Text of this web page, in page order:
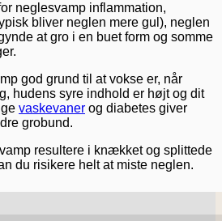
neglesvamp inflammation,
bliver neglen mere gul), neglen
at gro i en buet form og somme
god grund til at vokse er, når
hudens syre indhold er højt og dit
vaskevaner og diabetes giver
grobund.
resultere i knækket og splittede
du risikere helt at miste neglen.